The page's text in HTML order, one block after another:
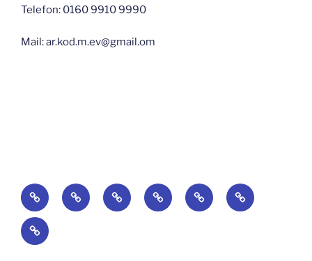
Telefon: 0160 9910 9990
Mail: ar.kod.m.ev@gmail.om
StartseiteBlog
Über
uns
Suchaktionen-
поиск
по
русски
Galerie
Impressum